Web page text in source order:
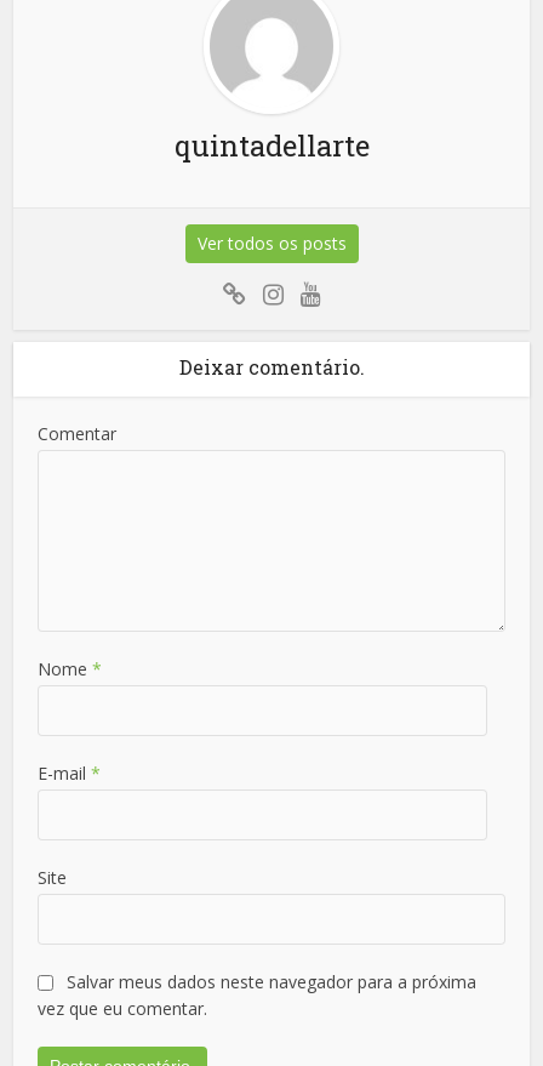
quintadellarte
Ver todos os posts
Deixar comentário.
Comentar
Nome*
E-mail*
Site
Salvar meus dados neste navegador para a próxima
vez que eu comentar.